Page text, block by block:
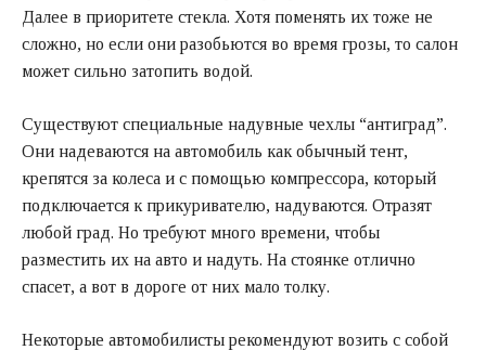
Далее в приоритете стекла. Хотя поменять их тоже не
сложно, но если они разобьются во время грозы, то салон
может сильно затопить водой.
Существуют специальные надувные чехлы “антиград”.
Они надеваются на автомобиль как обычный тент,
крепятся за колеса и с помощью компрессора, который
подключается к прикуривателю, надуваются. Отразят
любой град. Но требуют много времени, чтобы
разместить их на авто и надуть. На стоянке отлично
спасет, а вот в дороге от них мало толку.
Некоторые автомобилисты рекомендуют возить с собой